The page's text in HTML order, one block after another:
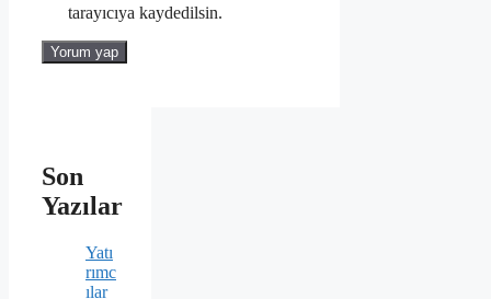
tarayıcıya kaydedilsin.
Son
Yazılar
Yatı
rımc
ılar